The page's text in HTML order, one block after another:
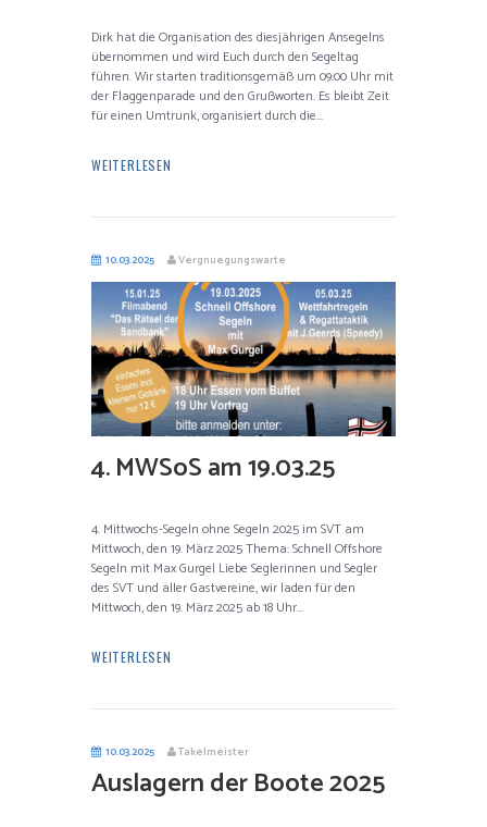
Dirk hat die Organisation des diesjährigen Ansegelns
übernommen und wird Euch durch den Segeltag
führen. Wir starten traditionsgemäß um 09:00 Uhr mit
der Flaggenparade und den Grußworten. Es bleibt Zeit
für einen Umtrunk, organisiert durch die...
WEITERLESEN
10.03.2025 Vergnuegungswarte
4. MWSoS am 19.03.25
4. Mittwochs-Segeln ohne Segeln 2025 im SVT am
Mittwoch, den 19. März 2025 Thema: Schnell Offshore
Segeln mit Max Gurgel Liebe Seglerinnen und Segler
des SVT und aller Gastvereine, wir laden für den
Mittwoch, den 19. März 2025 ab 18 Uhr...
WEITERLESEN
10.03.2025 Takelmeister
Auslagern der Boote 2025